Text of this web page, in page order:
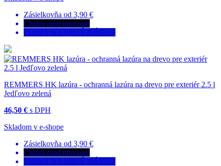
Zásielkovňa od 3,90 €
Chráni pred hmyzom
ZĽAVA NA PRVÝ NÁKUP
REMMERS HK lazúra - ochranná lazúra na drevo pre exteriér 2.5 l
Jedľovo zelená
46,50 € s DPH
Skladom v e-shope
Zásielkovňa od 3,90 €
Chráni pred hmyzom
ZĽAVA NA PRVÝ NÁKUP